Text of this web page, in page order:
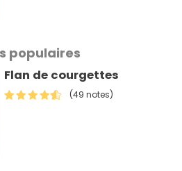
populaires
Flan de courgettes
(49 notes)